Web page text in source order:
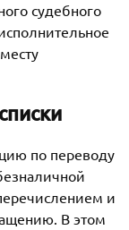
судебного
по переводу
и
В этом